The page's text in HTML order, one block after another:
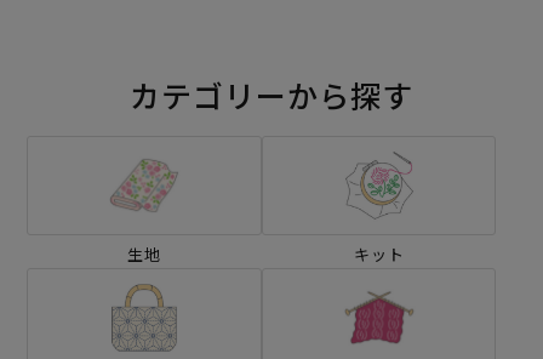
カテゴリーから探す
生地 キット